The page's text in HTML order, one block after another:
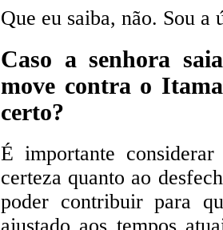
Que eu saiba, não. Sou a
Caso a senhora
move contra o
certo?
É importante
certeza quanto ao
poder contribuir para
ajustado aos tempos